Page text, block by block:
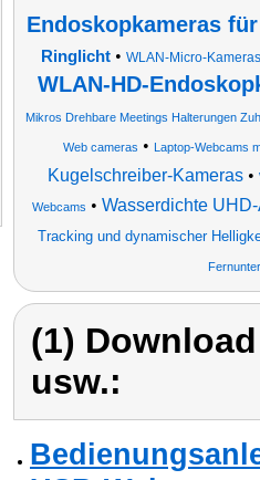
Endoskopkameras
Ringlicht • WLAN-Micro-
WLAN-HD-
Mikros Drehbare Meetings Halterungen
Web cameras • Laptop-Webcams
Kugelschreiber-Kameras •
Webcams • Wasserdichte
Tracking und dynamischer
(1)
usw.: